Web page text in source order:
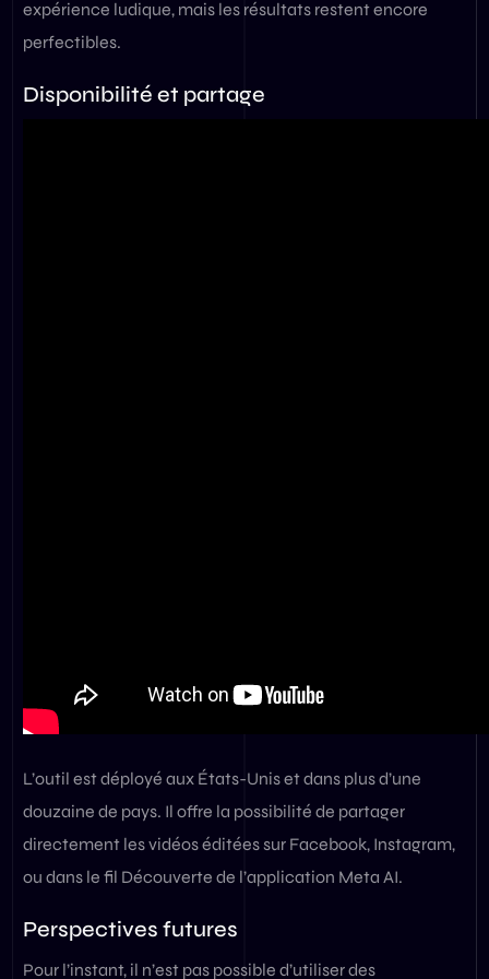
expérience ludique, mais les résultats restent encore
perfectibles.
Disponibilité et partage
L’outil est déployé aux États-Unis et dans plus d’une
douzaine de pays. Il offre la possibilité de partager
directement les vidéos éditées sur Facebook, Instagram,
ou dans le fil Découverte de l’application Meta AI.
Perspectives futures
Pour l’instant, il n’est pas possible d’utiliser des